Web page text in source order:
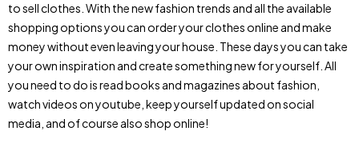
to sell clothes. With the new fashion trends and all the available
shopping options you can order your clothes online and make
money without even leaving your house. These days you can take
your own inspiration and create something new for yourself. All
you need to do is read books and magazines about fashion,
watch videos on youtube, keep yourself updated on social
media, and of course also shop online!